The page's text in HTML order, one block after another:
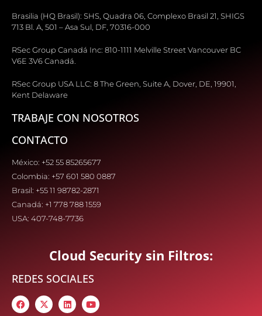
Brasilia (HQ Brasil): SHS, Quadra 06, Complexo Brasil 21, SHIGS
713 Bl. A, 501 – Asa Sul, DF, 70316-000
RSec Group Canadá Inc: 810-1111 Melville Street Vancouver BC
V6E 3V6 Canadá.
RSec Group USA LLC: 8 The Green, Suite A, Dover, DE, 19901,
Kent Delaware
TRABAJE CON NOSOTROS
CONTACTO
México: +52 55 85265677
Colombia: +57 601 580 0887
Brasil: +55 11 98782-2871
Canadá: +1 778 788 1559
USA: 407-748-7736
Cloud Security sin Filtros:
REDES SOCIALES